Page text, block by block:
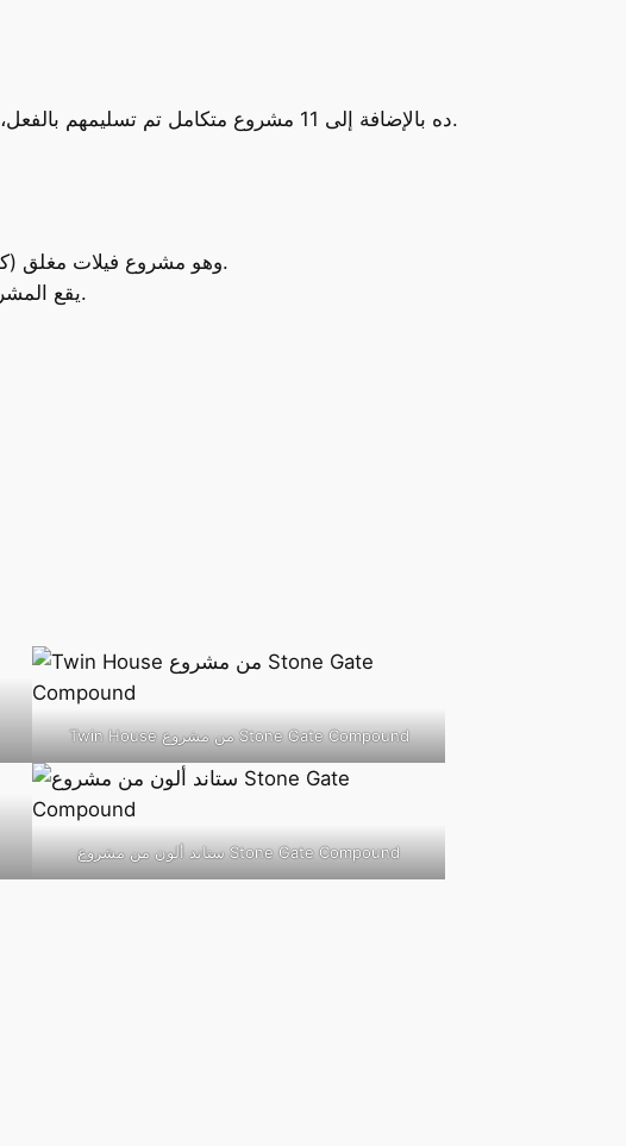
ده بالإضافة إلى 11 مشروع متكامل تم تسليمهم بالفعل، وكل مشروع منهم بيحمل بصمة الشركة في الجمع بين جودة التنفيذ، الموقع المميز، والتصميم العصري.
، وهو مشروع فيلات مغلق (كمباوند راقٍ) صُمم خصيصًا لعشاق الفخامة والخصوصية.
يقع المشروع في موقع استراتيجي بيجمع بين القرب من أهم المحاور الحيوية وبين الهدوء بعيدًا عن صخب المدينة.
Twin House من مشروع Stone Gate Compound
ستاند ألون من مشروع Stone Gate Compound